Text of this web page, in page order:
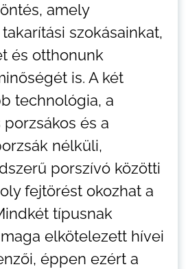
amely
szokásainkat,
és otthonunk
is. A két
technológia, a
és a
nélküli,
porszívó közötti
fejtörést okozhat a
típusnak
elkötelezett hívei
éppen ezért a